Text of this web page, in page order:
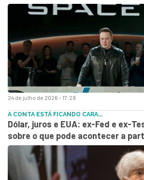
24 de julho de 2026 - 17:29
A CONTA ESTÁ FICANDO CARA...
Dólar, juros e EUA: ex-Fed e ex-
sobre o que pode acontecer a